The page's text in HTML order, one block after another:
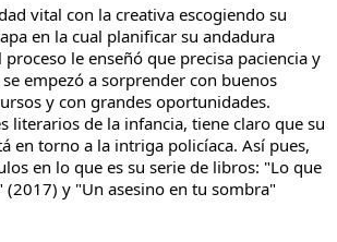
vital con la creativa escogiendo su
en la cual planificar su andadura
le enseñó que precisa paciencia y
empezó a sorprender con buenos
y con grandes oportunidades.
literarios de la infancia, tiene claro que su
en torno a la intriga policíaca. Así pues,
en lo que es su serie de libros: "Lo que
y "Un asesino en tu sombra"